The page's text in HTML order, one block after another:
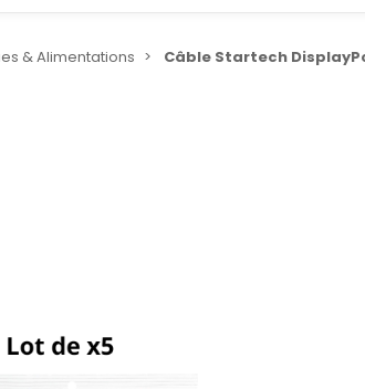
& Alimentations Câble Startech